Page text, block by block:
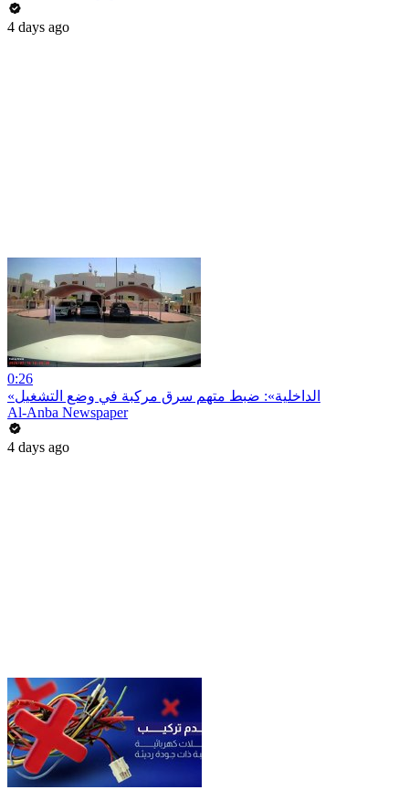
4 days ago
0:26
«الداخلية»: ضبط متهم سرق مركبة في وضع التشغيل
Al-Anba Newspaper
4 days ago